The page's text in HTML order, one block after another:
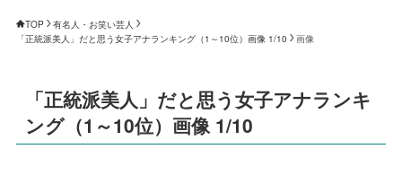
TOP
有名人・お笑い芸人
「正統派美人」だと思う女子アナランキング（1～10位）画像 1/10
画像
「正統派美人」だと思う女子アナランキ
ング（1～10位）画像 1/10